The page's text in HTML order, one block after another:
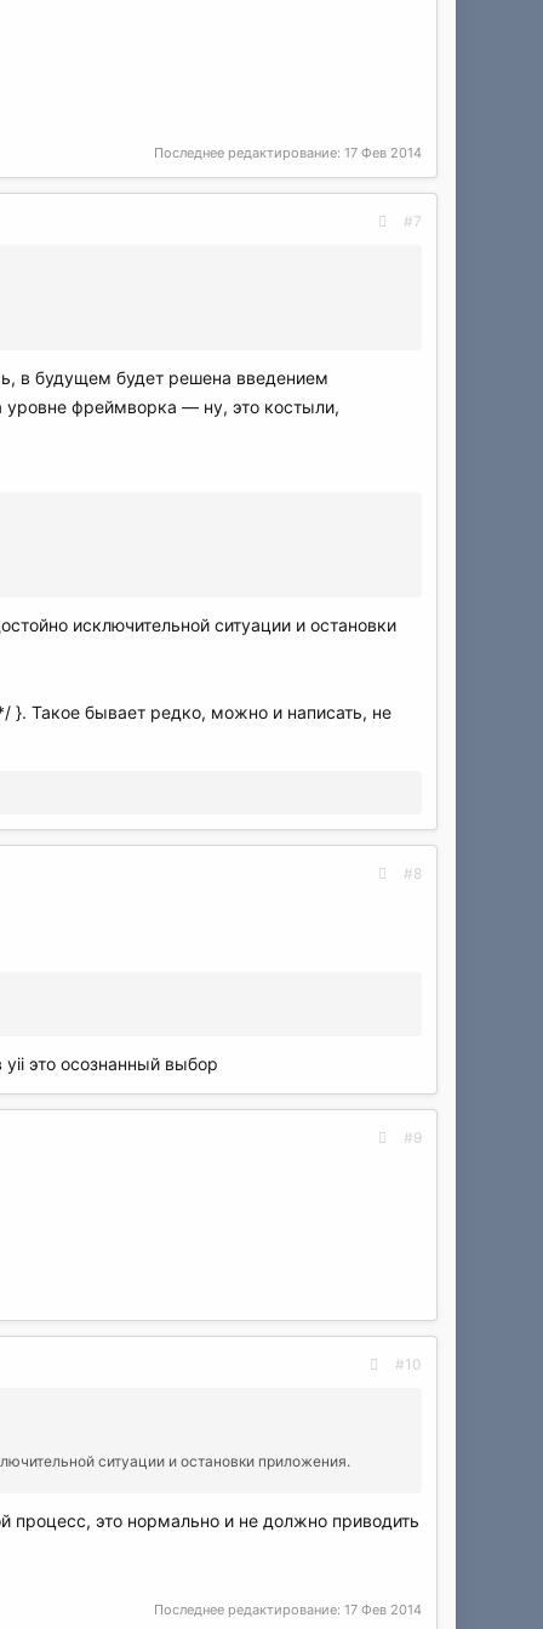
Последнее редактирование: 17 Фев 2014
#7
в будущем будет решена введением
уровне фреймворка — ну, это костыли,
исключительной ситуации и остановки
}. Такое бывает редко, можно и написать, не
#8
это осознанный выбор
#9
#10
ситуации и остановки приложения.
процесс, это нормально и не должно приводить
Последнее редактирование: 17 Фев 2014